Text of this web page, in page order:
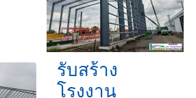
รับสร้าง
โรงงาน